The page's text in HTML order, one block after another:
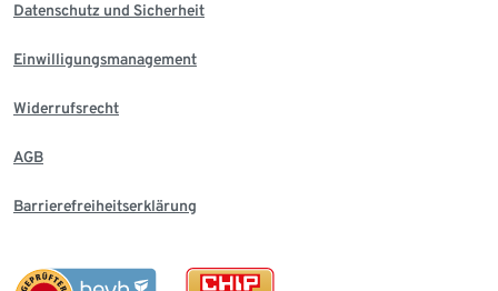
Datenschutz und Sicherheit
Einwilligungsmanagement
Widerrufsrecht
AGB
Barrierefreiheitserklärung